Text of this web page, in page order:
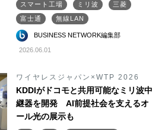
スマート工場
ミリ波
三菱
富士通
無線LAN
BUSINESS NETWORK編集部
2026.06.01
ワイヤレスジャパン×WTP 2026
KDDIがドコモと共用可能なミリ波中
継器を開発 AI前提社会を支えるオ
ール光の展示も